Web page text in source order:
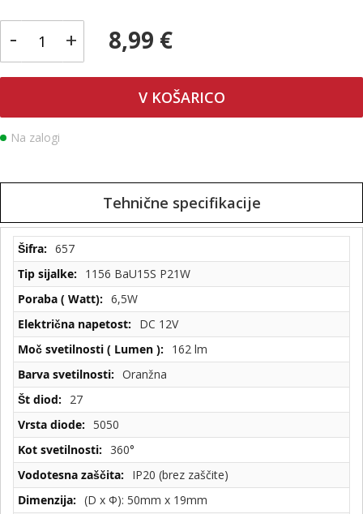
- + 8,99 €
V KOŠARICO
Na zalogi
Tehnične specifikacije
Tehnične
specifikacije
657
1156 BaU15S P21W
6,5W
DC 12V
162 lm
Oranžna
27
5050
360°
IP20 (brez zaščite)
(D x Φ): 50mm x 19mm